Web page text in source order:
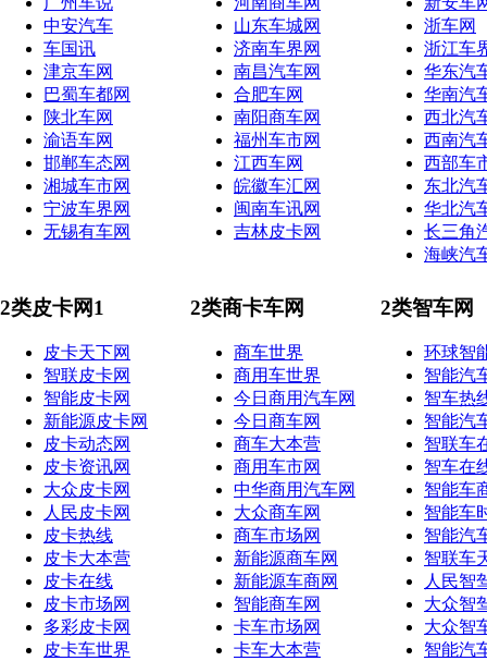
中安汽车
车国讯
津京车网
巴蜀车都网
陕北车网
渝语车网
邯郸车态网
湘城车市网
宁波车界网
无锡有车网
山东车城网
济南车界网
南昌汽车网
合肥车网
南阳商车网
福州车市网
江西车网
皖徽车汇网
闽南车讯网
吉林皮卡网
浙车网
浙江车
华东汽
华南汽
西北汽
西南汽
西部车
东北汽
华北汽
长三角
海峡汽
2类皮卡网1
皮卡天下网
智联皮卡网
智能皮卡网
新能源皮卡网
皮卡动态网
皮卡资讯网
大众皮卡网
人民皮卡网
皮卡热线
皮卡大本营
皮卡在线
皮卡市场网
多彩皮卡网
皮卡车世界
2类商卡车网
商车世界
商用车世界
今日商用汽车网
今日商车网
商车大本营
商用车市网
中华商用汽车网
大众商车网
商车市场网
新能源商车网
新能源车商网
智能商车网
卡车市场网
卡车大本营
2类智车网
环球智
智能汽
智车热
智能汽
智联车
智车在
智能车
智能车
智能汽
智联车
人民智
大众智
大众智
智能汽